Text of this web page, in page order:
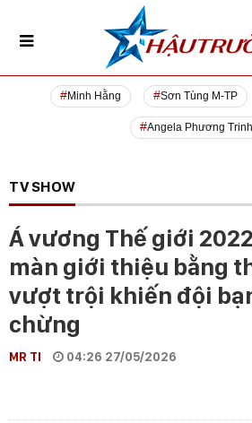
Minh Hằng Sơn Tùng M-TP
Angela Phương Trinh
TV SHOW
Á vương Thế giới
màn giới thiệu bằng
vượt trội khiến đội
chừng
MR TI 04:26 27/05/2026